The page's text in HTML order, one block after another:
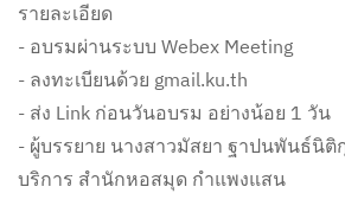
รายละเอียด
- อบรมผ่านระบบ Webex Meeting
- ลงทะเบียนด้วย gmail.ku.th
- ส่ง Link ก่อนวันอบรม อย่างน้อย 1 วัน
- ผู้บรรยาย นางสาวมัสยา ฐาปนพันธ์นิ
บริการ สำนักหอสมุด กำแพงแสน